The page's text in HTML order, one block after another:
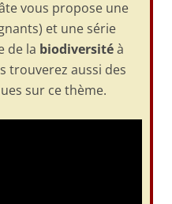
vous propose une
et une série
de la biodiversitéà
trouverez aussi des
sur ce thème.